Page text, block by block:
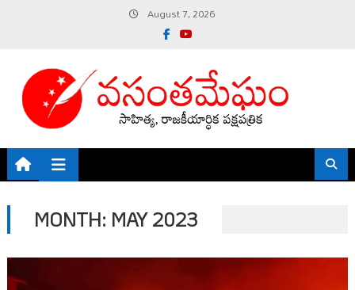
content
August 7, 2026
MONTH: MAY 2023